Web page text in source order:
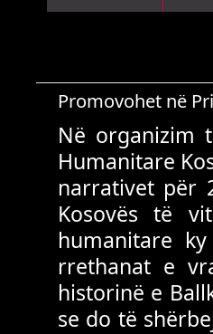
Promovohet në
Në organizim
Humanitare
narrativet për
Kosovës të
humanitare
rrethanat e
historinë e
se do të